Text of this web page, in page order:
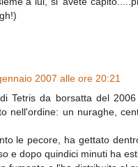
2007 alle ore 20:21
Tetris da borsatta del
nell'ordine: un nuraghe,
le pecore, ha gettato
e dopo quindici minuti ha